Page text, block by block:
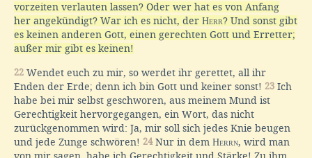
vorzeiten verlauten lassen? Oder wer hat es von Anfang
her angekündigt? War ich es nicht, der Herr? Und sonst gibt
es keinen anderen Gott, einen gerechten Gott und Erretter;
außer mir gibt es keinen!
22 Wendet euch zu mir, so werdet ihr gerettet, all ihr
Enden der Erde; denn ich bin Gott und keiner sonst! 23 Ich
habe bei mir selbst geschworen, aus meinem Mund ist
Gerechtigkeit hervorgegangen, ein Wort, das nicht
zurückgenommen wird: Ja, mir soll sich jedes Knie beugen
und jede Zunge schwören! 24Nur in dem Herrn, wird man
von mir sagen, habe ich Gerechtigkeit und Stärke! Zu ihm